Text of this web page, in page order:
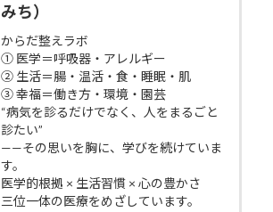
みち）
からだ整えラボ
① 医学＝呼吸器・アレルギー
② 生活＝腸・温活・食・睡眠・肌
③ 幸福＝働き方・環境・園芸
“病気を診るだけでなく、人をまるごと
診たい”
——その思いを胸に、学びを続けていま
す。
医学的根拠 × 生活習慣 × 心の豊かさ
三位一体の医療をめざしています。